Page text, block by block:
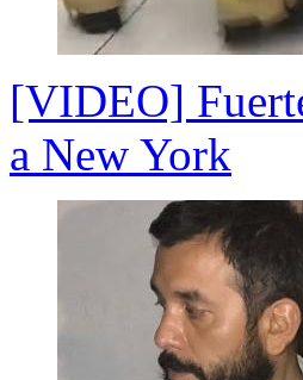
[VIDEO]
a New York